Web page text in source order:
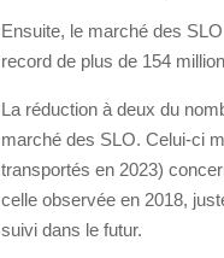
Ensuite, le marché des
record de plus de 154
La réduction à deux du
marché des SLO. Celui-ci
transportés en 2023)
celle observée en 2018,
suivi dans le futur.